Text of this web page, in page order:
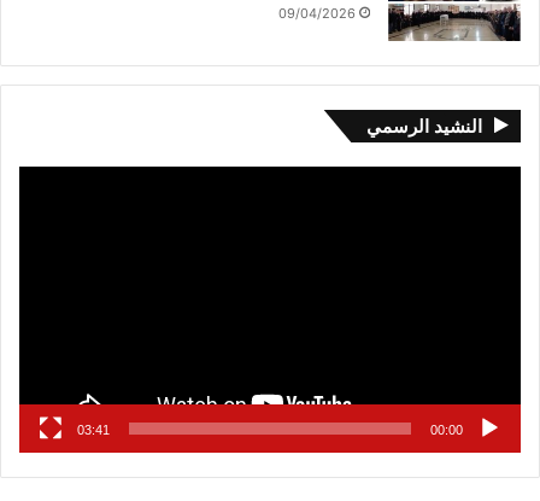
09/04/2026
النشيد الرسمي
00:00
03:41